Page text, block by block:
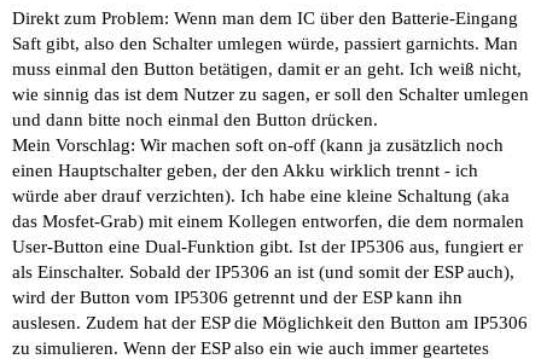
Direkt zum Problem: Wenn man dem IC über den Batterie-Eingang
Saft gibt, also den Schalter umlegen würde, passiert garnichts. Man
muss einmal den Button betätigen, damit er an geht. Ich weiß nicht,
wie sinnig das ist dem Nutzer zu sagen, er soll den Schalter umlegen
und dann bitte noch einmal den Button drücken.
Mein Vorschlag: Wir machen soft on-off (kann ja zusätzlich noch
einen Hauptschalter geben, der den Akku wirklich trennt - ich
würde aber drauf verzichten). Ich habe eine kleine Schaltung (aka
das Mosfet-Grab) mit einem Kollegen entworfen, die dem normalen
User-Button eine Dual-Funktion gibt. Ist der IP5306 aus, fungiert er
als Einschalter. Sobald der IP5306 an ist (und somit der ESP auch),
wird der Button vom IP5306 getrennt und der ESP kann ihn
auslesen. Zudem hat der ESP die Möglichkeit den Button am IP5306
zu simulieren. Wenn der ESP also ein wie auch immer geartetes